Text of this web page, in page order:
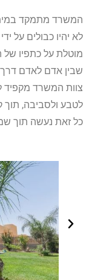
המשרד מתמקד
לא יהיו כבולים על
מוטלת על כתפיו של
שבין אדם לאדם
צוות המשרד מקפיד
לטבע ולסביבה, תוך
כל זאת נעשה תוך